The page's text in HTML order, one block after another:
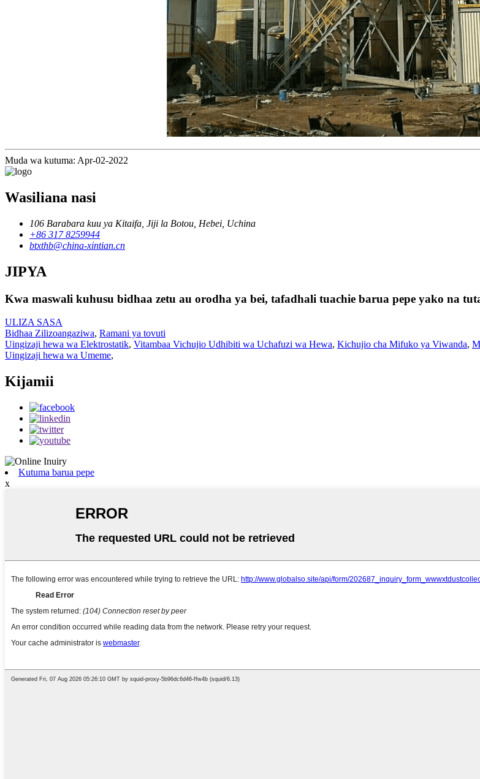
Muda wa kutuma: Apr-02-2022
Wasiliana nasi
106 Barabara kuu ya Kitaifa, Jiji la Botou, Hebei, Uchina
+86 317 8259944
btxthb@china-xintian.cn
JIPYA
Kwa maswali kuhusu bidhaa zetu au orodha ya bei, tafadhali tuachie barua pepe yako na
ULIZA SASA
Bidhaa Zilizoangaziwa, Ramani ya tovuti
Uingizaji hewa wa Elektrostatik, Vitambaa Vichujio Udhibiti wa Uchafuzi wa Hewa, Kichujio cha Mifuko ya Viwanda,
Uingizaji hewa wa Umeme,
Kijamii
Kutuma barua pepe
x